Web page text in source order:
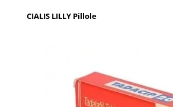
CIALIS LILLY Pillole